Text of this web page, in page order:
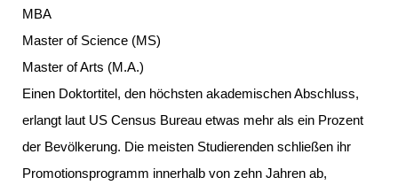
MBA
Master of Science (MS)
Master of Arts (M.A.)
Einen Doktortitel, den höchsten akademischen Abschluss,
erlangt laut US Census Bureau etwas mehr als ein Prozent
der Bevölkerung. Die meisten Studierenden schließen ihr
Promotionsprogramm innerhalb von zehn Jahren ab,